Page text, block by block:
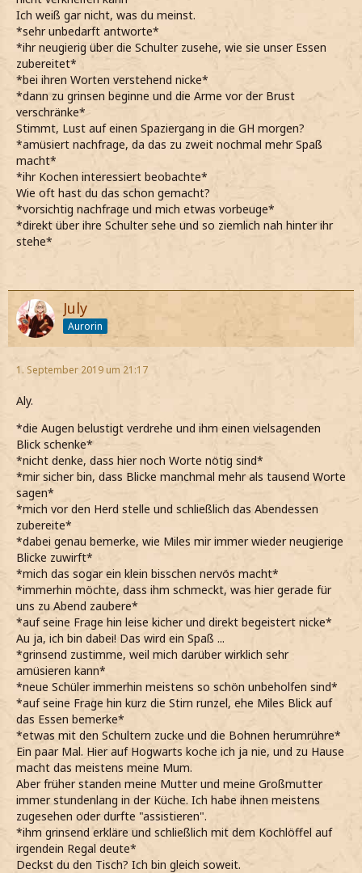
Ich weiß gar nicht, was du meinst.
*sehr unbedarft antworte*
*ihr neugierig über die Schulter zusehe, wie sie unser Essen
zubereitet*
*bei ihren Worten verstehend nicke*
*dann zu grinsen beginne und die Arme vor der Brust
verschränke*
Stimmt, Lust auf einen Spaziergang in die GH morgen?
*amüsiert nachfrage, da das zu zweit nochmal mehr Spaß
macht*
*ihr Kochen interessiert beobachte*
Wie oft hast du das schon gemacht?
*vorsichtig nachfrage und mich etwas vorbeuge*
*direkt über ihre Schulter sehe und so ziemlich nah hinter ihr
stehe*
July
Aurorin
1. September 2019 um 21:17
Aly.
*die Augen belustigt verdrehe und ihm einen vielsagenden
Blick schenke*
*nicht denke, dass hier noch Worte nötig sind*
*mir sicher bin, dass Blicke manchmal mehr als tausend Worte
sagen*
*mich vor den Herd stelle und schließlich das Abendessen
zubereite*
*dabei genau bemerke, wie Miles mir immer wieder neugierige
Blicke zuwirft*
*mich das sogar ein klein bisschen nervös macht*
*immerhin möchte, dass ihm schmeckt, was hier gerade für
uns zu Abend zaubere*
*auf seine Frage hin leise kicher und direkt begeistert nicke*
Au ja, ich bin dabei! Das wird ein Spaß ...
*grinsend zustimme, weil mich darüber wirklich sehr
amüsieren kann*
*neue Schüler immerhin meistens so schön unbeholfen sind*
*auf seine Frage hin kurz die Stirn runzel, ehe Miles Blick auf
das Essen bemerke*
*etwas mit den Schultern zucke und die Bohnen herumrühre*
Ein paar Mal. Hier auf Hogwarts koche ich ja nie, und zu Hause
macht das meistens meine Mum.
Aber früher standen meine Mutter und meine Großmutter
immer stundenlang in der Küche. Ich habe ihnen meistens
zugesehen oder durfte "assistieren".
*ihm grinsend erkläre und schließlich mit dem Kochlöffel auf
irgendein Regal deute*
Deckst du den Tisch? Ich bin gleich soweit.